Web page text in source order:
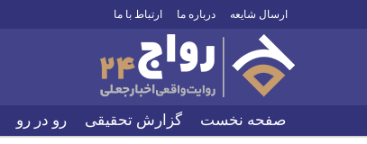
ارسال شایعه درباره ما ارتباط با ما
صفحه نخست گزارش تحقیقی رو در رو